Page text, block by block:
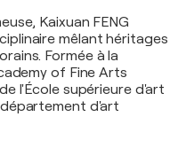
Kaixuan FENG
mêlant héritages
Formée à la
of Fine Arts
l'École supérieure d'art
d'art